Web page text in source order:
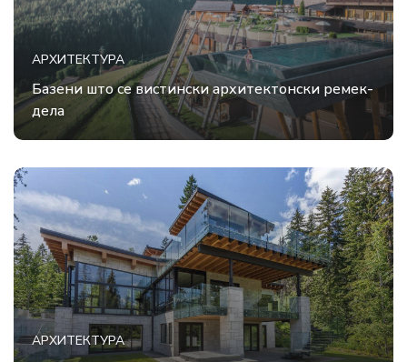
АРХИТЕКТУРА
Базени што се вистински архитектонски ремек-
дела
АРХИТЕКТУРА